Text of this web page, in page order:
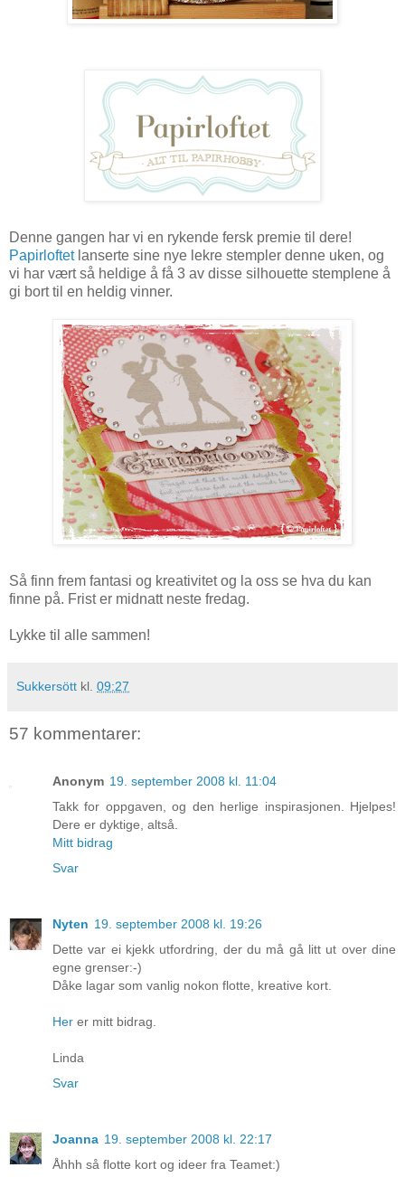
Denne gangen har vi en rykende fersk premie til dere!
Papirloftetlanserte sine nye lekre stempler denne uken, og
vi har vært så heldige å få 3 av disse silhouette stemplene å
gi bort til en heldig vinner.
Så finn frem fantasi og kreativitet og la oss se hva du kan
finne på. Frist er midnatt neste fredag.
Lykke til alle sammen!
Sukkersött kl. 09:27
57 kommentarer:
Anonym 19. september 2008 kl. 11:04
Takk for oppgaven, og den herlige inspirasjonen. Hjelpes!
Dere er dyktige, altså.
Mitt bidrag
Svar
Nyten 19. september 2008 kl. 19:26
Dette var ei kjekk utfordring, der du må gå litt ut over dine
egne grenser:-)
Dåke lagar som vanlig nokon flotte, kreative kort.
Her er mitt bidrag.
Linda
Svar
Joanna 19. september 2008 kl. 22:17
Åhhh så flotte kort og ideer fra Teamet:)